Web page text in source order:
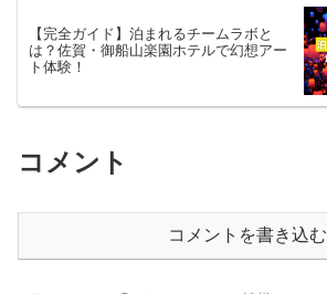
【完全ガイド】泊まれるチームラボと
は？佐賀・御船山楽園ホテルで幻想アー
ト体験！
コメント
コメントを書き込む